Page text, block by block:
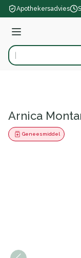
Ga naar de inhoud
Apothekersadvies
Menu
Product, merk,
Arnica
Geneesmiddel